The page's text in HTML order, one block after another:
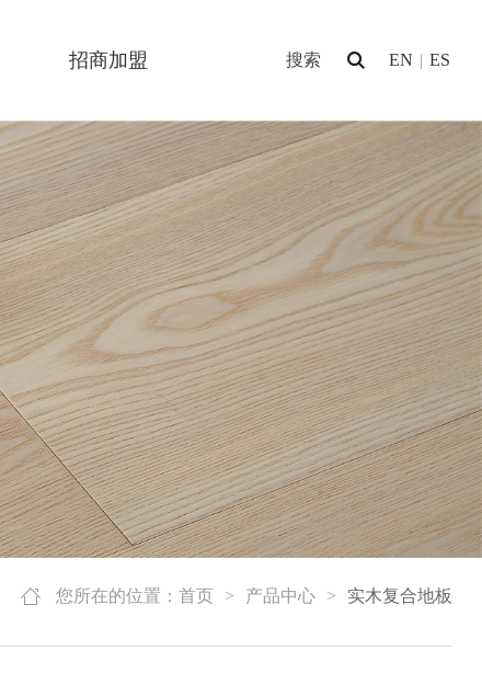
EN | ES
招商加盟
您所在的位置：首页 > 产品中心 > 实木复合地板